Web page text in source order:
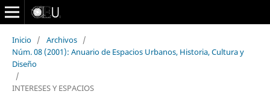
Inicio / Archivos /
Núm. 08 (2001): Anuario de Espacios Urbanos, Historia, Cultura y
Diseño
/
INTERESES Y ESPACIOS